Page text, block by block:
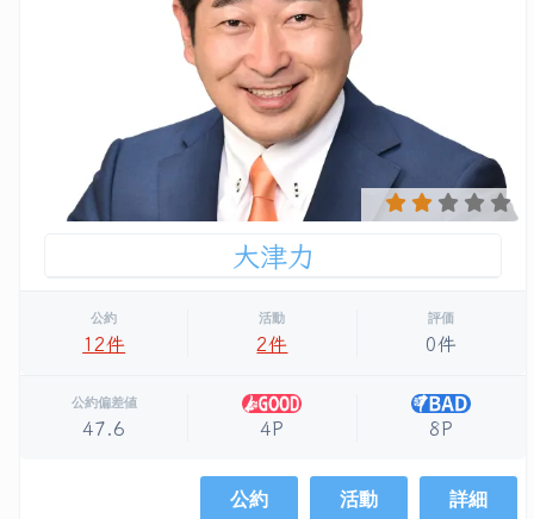
大津力
公約
12件
活動
2件
評価
0件
公約偏差値
47.6 4P 8P
公約 活動 詳細